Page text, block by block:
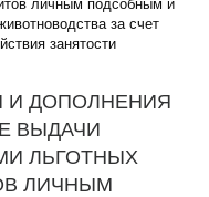
личным подсобным и
за счет
занятости
И ДОПОЛНЕНИЯ
ВЫДАЧИ
ЛЬГОТНЫХ
ЛИЧНЫМ